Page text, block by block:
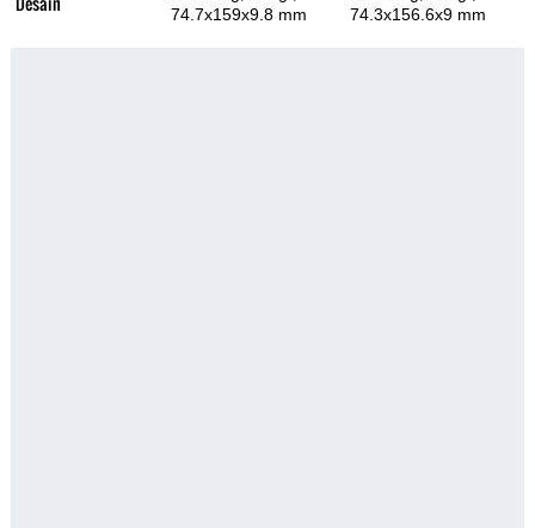
74.7x159x9.8 mm
74.3x156.6x9 mm